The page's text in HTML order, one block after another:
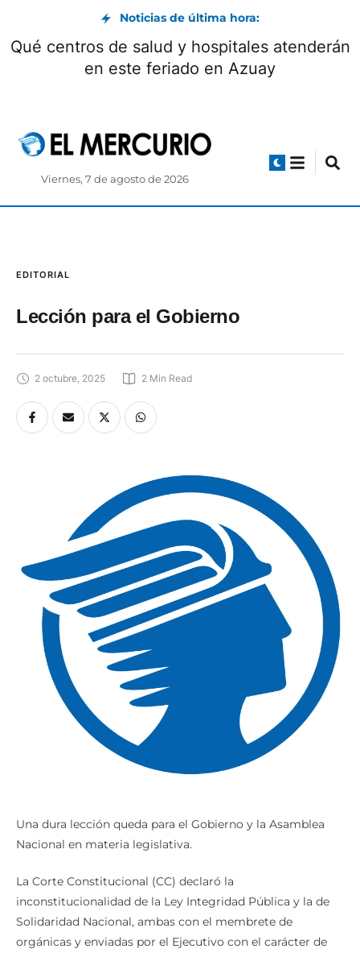
Noticias de última hora:
Qué centros de salud y hospitales atenderán
en este feriado en Azuay
Viernes, 7 de agosto de 2026
EDITORIAL
Lección para el Gobierno
2 octubre, 2025 2 Min Read
Una dura lección queda para el Gobierno y la Asamblea
Nacional en materia legislativa.
La Corte Constitucional (CC) declaró la
inconstitucionalidad de la Ley Integridad Pública y la de
Solidaridad Nacional, ambas con el membrete de
orgánicas y enviadas por el Ejecutivo con el carácter de